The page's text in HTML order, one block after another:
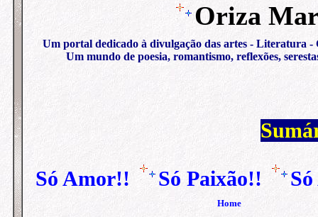
Oriza
Um portal dedicado à divulgação das artes - Literatura
Um mundo de poesia, romantismo, reflexões,
Só Amor!! Só Paixão!!
Home